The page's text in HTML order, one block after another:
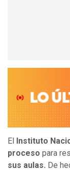
El
Instituto
proceso para
sus aulas. De